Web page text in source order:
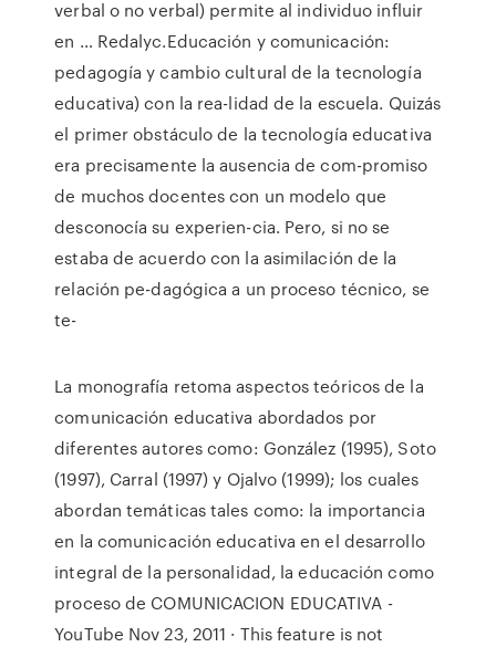
verbal o no verbal) permite al individuo influir
en … Redalyc.Educación y comunicación:
pedagogía y cambio cultural de la tecnología
educativa) con la rea-lidad de la escuela. Quizás
el primer obstáculo de la tecnología educativa
era precisamente la ausencia de com-promiso
de muchos docentes con un modelo que
desconocía su experien-cia. Pero, si no se
estaba de acuerdo con la asimilación de la
relación pe-dagógica a un proceso técnico, se
te-
La monografía retoma aspectos teóricos de la
comunicación educativa abordados por
diferentes autores como: González (1995), Soto
(1997), Carral (1997) y Ojalvo (1999); los cuales
abordan temáticas tales como: la importancia
en la comunicación educativa en el desarrollo
integral de la personalidad, la educación como
proceso de COMUNICACION EDUCATIVA -
YouTube Nov 23, 2011 · This feature is not